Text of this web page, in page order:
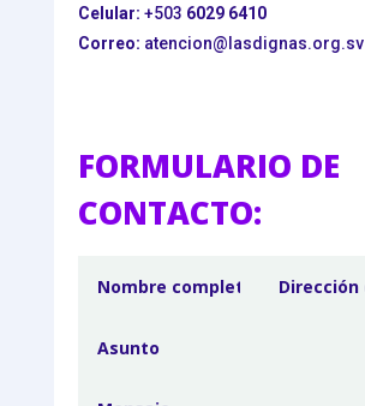
Celular: +503 6029 6410
Correo: atencion@lasdignas.org.sv
FORMULARIO DE
CONTACTO: